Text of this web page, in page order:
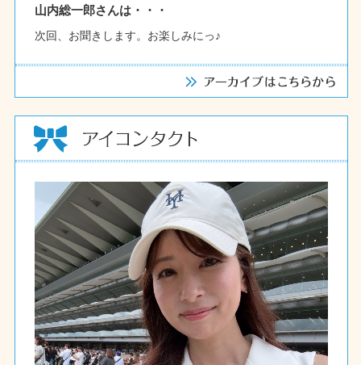
山内総一郎さんは・・・
次回、お聞きします。お楽しみにっ♪